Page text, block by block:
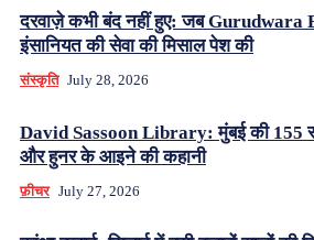
दरवाज़े कभी बंद नहीं हुए: जब Gurudwara
इंसानियत की सेवा की मिसाल पेश की
संस्कृति July 28, 2026
David Sassoon Library: मुंबई की 155
और हुनर के आइने की कहानी
फ़ीचर July 27, 2026